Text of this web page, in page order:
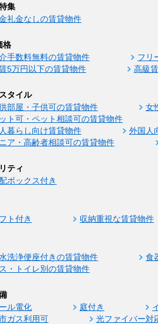
集
礼金なしの賃貸物件
格
手数料無料の賃貸物件 フリ
5万円以下の賃貸物件
高級
タイル
部屋・子供可の賃貸物件 女
ト可・ペット相談可の賃貸物件
暮らし向け賃貸物件
外国人
ア・高齢者相談可の賃貸物件
ティ
ボックス付き
ト付き 収納重視な賃貸物件
洗浄便座付きの賃貸物件 食
・トイレ別の賃貸物件
ル電化 庭付き
ガス利用可
光ファイバー対